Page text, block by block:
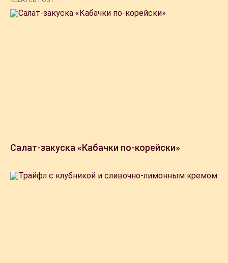
Салат-закуска «Кабачки по-корейски»